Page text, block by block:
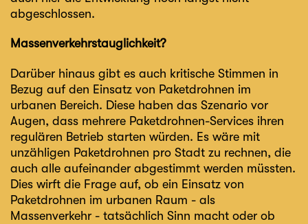
abgeschlossen.
Massenverkehrstauglichkeit?
Darüber hinaus gibt es auch kritische Stimmen in
Bezug auf den Einsatz von Paketdrohnen im
urbanen Bereich. Diese haben das Szenario vor
Augen, dass mehrere Paketdrohnen-Services ihren
regulären Betrieb starten würden. Es wäre mit
unzähligen Paketdrohnen pro Stadt zu rechnen, die
auch alle aufeinander abgestimmt werden müssten.
Dies wirft die Frage auf, ob ein Einsatz von
Paketdrohnen im urbanen Raum - als
Massenverkehr - tatsächlich Sinn macht oder ob